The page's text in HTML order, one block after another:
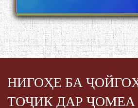
НИГОҲЕ БА
ТОҶИК ДАР ҶОМЕА
Дар Академияи миллии
илмҳои Тоҷикистон бахшида
ба 100-солагии мунаққиду
адабиётшинос Соҳиб
Табаров ҳамоиши илмӣ-